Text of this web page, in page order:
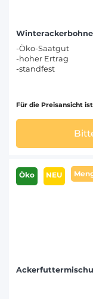
-Öko-Saatgut
-hoher Ertrag
-standfest
Für die Preisansicht
Öko NEU